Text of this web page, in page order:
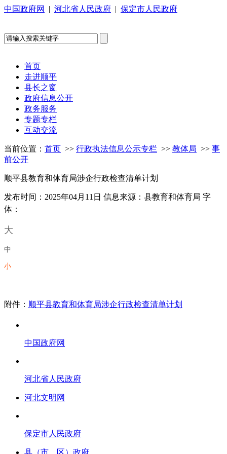
中国政府网 | 河北省人民政府 | 保定市人民政府
首页
走进顺平
县长之窗
政府信息公开
政务服务
专题专栏
互动交流
当前位置： 首页 >> 行政执法信息公示专栏 >> 教体局 >> 事
前公开
顺平县教育和体育局涉企行政检查清单计划
发布时间：2025年04月11日 信息来源：县教育和体育局 字
体：
大
中
小
附件： 顺平县教育和体育局涉企行政检查清单计划
中国政府网
河北省人民政府
河北文明网
保定市人民政府
县（市、区）政府